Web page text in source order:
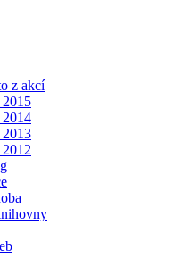
z akcí